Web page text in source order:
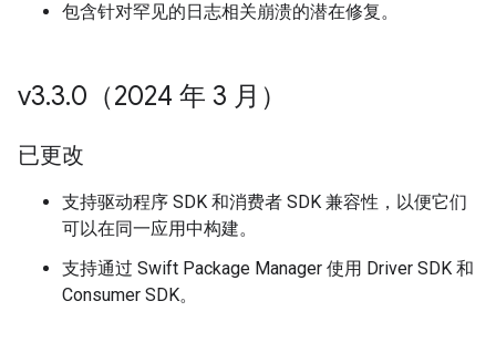
包含针对罕见的日志相关崩溃的潜在修复。
v3.3.0（2024 年 3 月）
已更改
支持驱动程序 SDK 和消费者 SDK 兼容性，以便它们
可以在同一应用中构建。
支持通过 Swift Package Manager 使用 Driver SDK 和
Consumer SDK。